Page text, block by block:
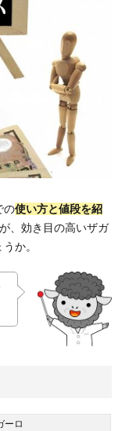
の使い方と値段を紹
、効き目の高いザガ
か。
ーロ